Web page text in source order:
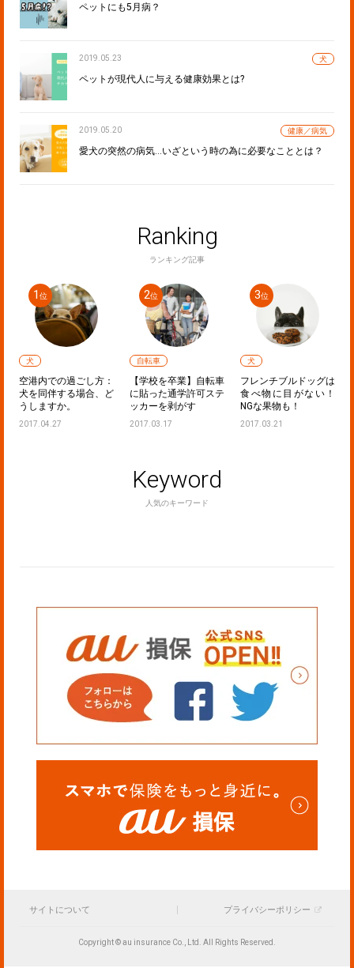
ペットにも5月病？
2019.05.23 犬
ペットが現代人に与える健康効果とは?
2019.05.20 健康／病気
愛犬の突然の病気…いざという時の為に必要なこととは？
Ranking
ランキング記事
犬
空港内での過ごし方：
犬を同伴する場合、ど
うしますか。
2017.04.27
自転車
【学校を卒業】自転車
に貼った通学許可ステ
ッカーを剥がす
2017.03.17
犬
フレンチブルドッグは
食べ物に目がない！
NGな果物も！
2017.03.21
Keyword
人気のキーワード
サイトについて プライバシーポリシー
Copyright © au insurance Co., Ltd. All Rights Reserved.